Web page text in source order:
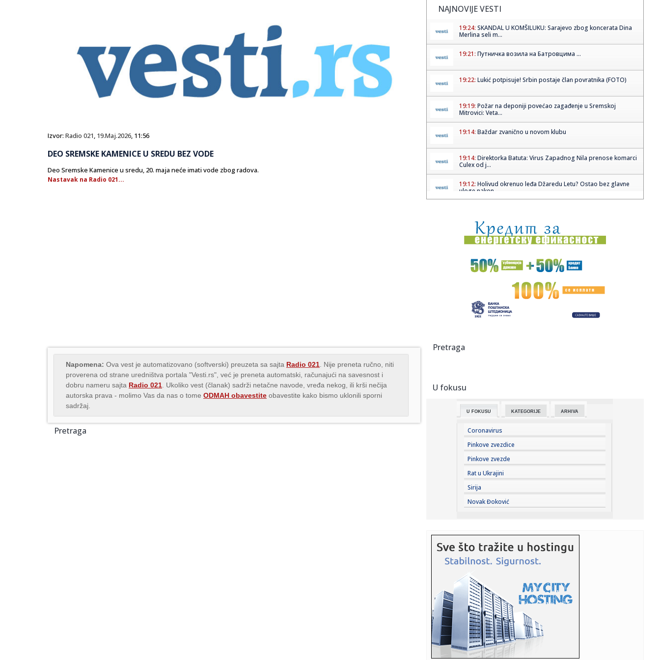
Izvor: Radio 021, 19.Maj.2026, 11:56
DEO SREMSKE KAMENICE U SREDU BEZ VODE
Deo Sremske Kamenice u sredu, 20. maja neće imati vode zbog radova.
Nastavak na Radio 021...
Napomena: Ova vest je automatizovano (softverski) preuzeta sa sajta Radio 021 . Nije preneta ručno, niti
proverena od strane uredništva portala "Vesti.rs", već je preneta automatski, računajući na savesnost i
dobru nameru sajta Radio 021 . Ukoliko vest (članak) sadrži netačne navode, vređa nekog, ili krši nečija
autorska prava - molimo Vas da nas o tome ODMAH obavestite obavestite kako bismo uklonili sporni
sadržaj.
Pretraga
NAJNOVIJE VESTI
19:24: SKANDAL U KOMŠILUKU: Sarajevo zbog koncerata Dina
Merlina seli m...
19:21: Путничка возила на Батровцима ...
19:22: Lukić potpisuje! Srbin postaje član povratnika (FOTO)
19:19: Požar na deponiji povećao zagađenje u Sremskoj
Mitrovici: Veta...
19:14: Baždar zvanično u novom klubu
19:14: Direktorka Batuta: Virus Zapadnog Nila prenose komarci
Culex od j...
19:12: Holivud okrenuo leđa Džaredu Letu? Ostao bez glavne
uloge nakon...
19:04:Sergej Trifunović dao iskaz policiji; Evo šta je rekao o
incide...
19:03:Zašto Zelenski baš sad stiže u Srbiju
Stigli su novi Samsung preklopni kraljevi: Prodaja je
19:03:Smart otkrio novi gradski električni automobil na potpuno
klasicima
19:00:
18:58: Zelenski stigao u Beograd
18:55:HETAFE JAČA TIM PRED PARTIZAN: Španci doveli vrlo
iskusnog defa...
18:55:VIDEO: Test Omoda 5 SHS-H Prime
18:53:Hetafe čeka rasplet duela Partizana i Tobola i dovodi
novajlije ...
18:50: Dosta sa „teatralnom diplomatijom“ – glavni iranski
pregova...
18:48:
čekan...
18:47:Majkl Džekson dobija nastavak filma koji je oborio
rekorde; Evo ...
18:44:Sistemska nekažnjivost kao poziv na linč: Zašto je Srbija
post...
18:42:Mreža integriteta: Odložena tribina o policijskoj
Pretraga
U fokusu
U FOKUSU KATEGORIJE ARHIVA
Coronavirus
Pinkove zvezdice
Pinkove zvezde
Rat u Ukrajini
Sirija
Novak Đoković